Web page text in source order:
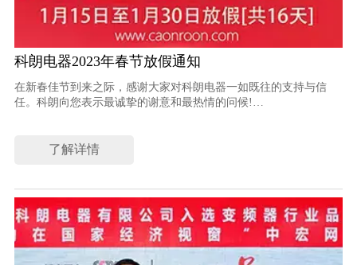
科朗电器2023年春节放假通知
在新春佳节到来之际，感谢大家对科朗电器一如既往的支持与信
任。科朗向您表示最诚挚的谢意和最热情的问候!
了解详情